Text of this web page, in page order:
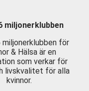
miljonerklubben
miljonerklubben för
& Hälsa är en
som verkar för
livskvalitet för alla
kvinnor.